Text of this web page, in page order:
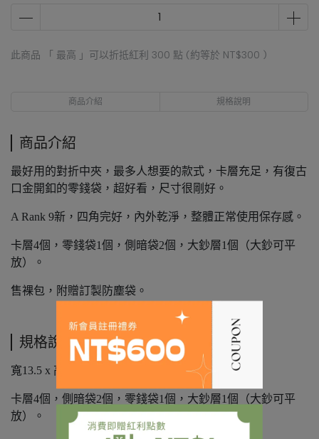
此商品 「 最高 」可以折抵紅利 300 點 (約等於 NT$300 )
商品介紹 規格說明
商品介紹
最好用的對折中夾，最多人想要的款式，卡層充足，有復古
口金開釦的零錢袋，超好看，尺寸很剛好。
A Rank 9新，四角完好，內外乾淨，整體正常使用保存感。
卡層4個，零錢袋1個，側暗袋2個，大鈔層1個（大鈔可平
放）。
售裸包，附贈訂製防塵袋。
規格說明
寬13.5 x 高8.5 x 厚度2cm，
卡層4個，側暗袋2個，零錢袋1個，大鈔層1個（大鈔可平
放）。